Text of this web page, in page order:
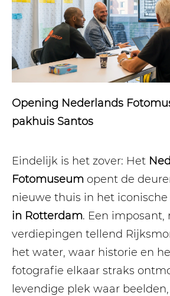
Opening Nederlands
pakhuis Santos
Eindelijk is het zover: Het
Fotomuseum opent de
nieuwe thuis in het iconische
in Rotterdam. Een imposant,
verdiepingen tellend
het water, waar historie en
fotografie elkaar straks
levendige plek waar